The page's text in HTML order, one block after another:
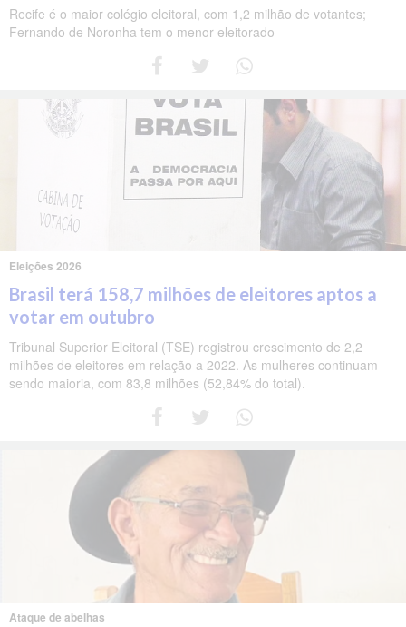
Recife é o maior colégio eleitoral, com 1,2 milhão de votantes;
Fernando de Noronha tem o menor eleitorado
Eleições 2026
Brasil terá 158,7 milhões de eleitores aptos a
votar em outubro
Tribunal Superior Eleitoral (TSE) registrou crescimento de 2,2
milhões de eleitores em relação a 2022. As mulheres continuam
sendo maioria, com 83,8 milhões (52,84% do total).
Ataque de abelhas